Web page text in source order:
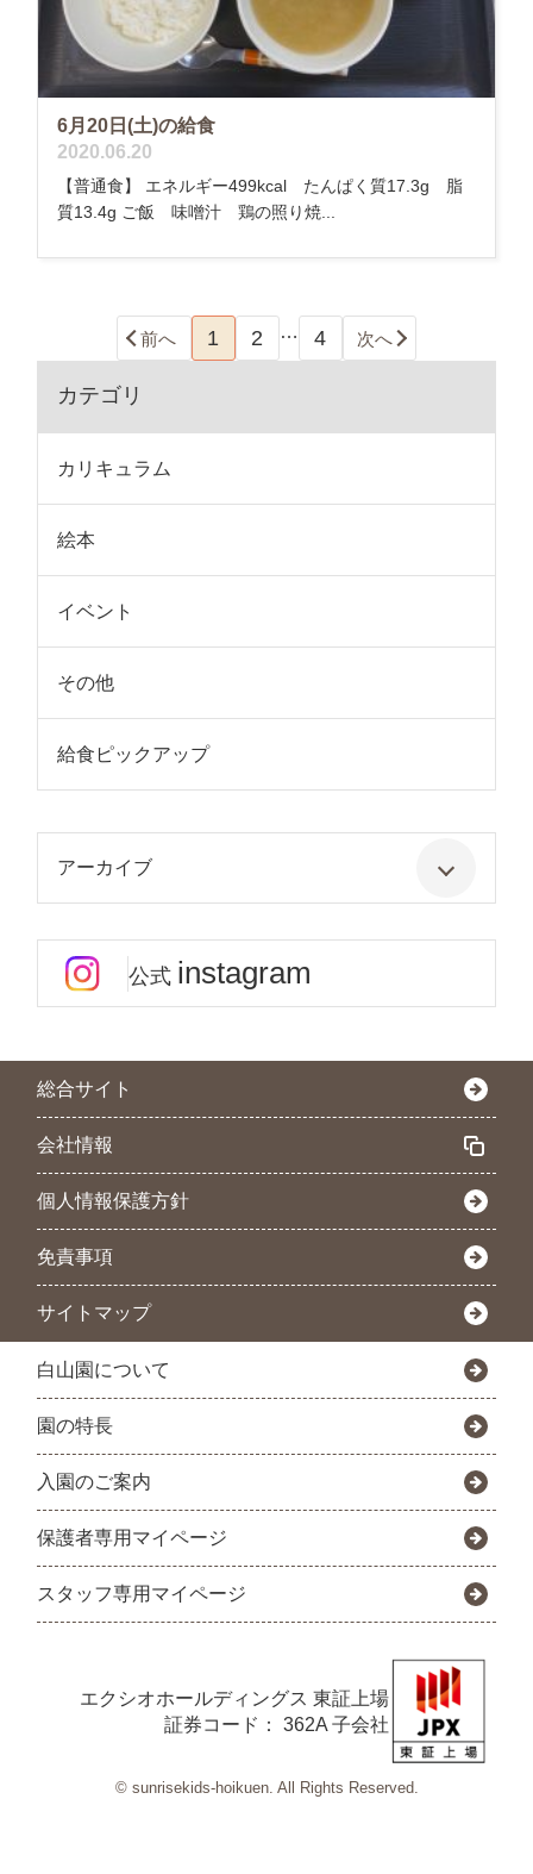
6月20日(土)の給食
2020.06.20
【普通食】 エネルギー499kcal たんぱく質17.3g 脂
質13.4g ご飯 味噌汁 鶏の照り焼...
前へ 1 2 … 4 次へ
カテゴリ
カリキュラム
絵本
イベント
その他
給食ピックアップ
アーカイブ
公式 instagram
総合サイト
会社情報
個人情報保護方針
免責事項
サイトマップ
白山園について
園の特長
入園のご案内
保護者専用マイページ
スタッフ専用マイページ
エクシオホールディングス 東証上場
証券コード： 362A 子会社
© sunrisekids-hoikuen. All Rights Reserved.